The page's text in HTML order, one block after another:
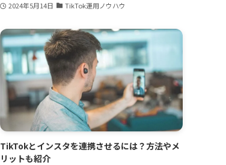
2024年5月14日 TikTok運用ノウハウ
TikTokとインスタを連携させるには？方法やメ
リットも紹介